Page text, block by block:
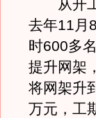
从开工
去年11月
时600多
提升网架
将网架升
万元，工